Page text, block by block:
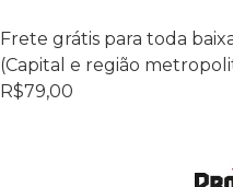
Frete grátis para toda
(Capital e região
R$79,00